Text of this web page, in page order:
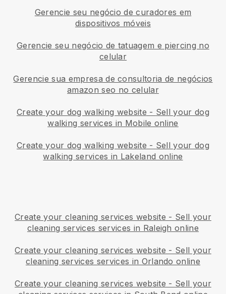
Gerencie seu negócio de curadores em
dispositivos móveis
Gerencie seu negócio de tatuagem e piercing no
celular
Gerencie sua empresa de consultoria de negócios
amazon seo no celular
Create your dog walking website - Sell your dog
walking services in Mobile online
Create your dog walking website - Sell your dog
walking services in Lakeland online
Create your cleaning services website - Sell your
cleaning services services in Raleigh online
Create your cleaning services website - Sell your
cleaning services services in Orlando online
Create your cleaning services website - Sell your